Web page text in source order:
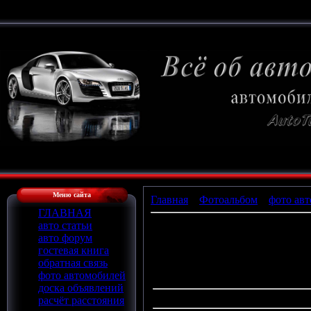
Меню сайта
ГЛАВНАЯ
авто статьи
авто форум
гостевая книга
обратная связь
фото автомобилей
доска объявлений
расчёт расстояния
Главная Фотоальбом фото